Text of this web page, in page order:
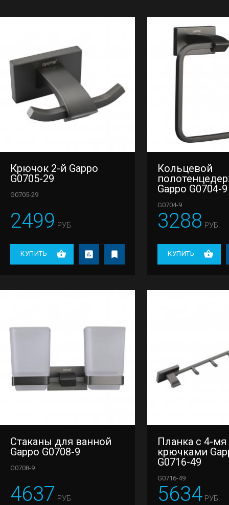
Крючок 2-й Gappo
G0705-29
G0705-29
2499 РУБ.
КУПИТЬ
Кольцевой
Gappo G0704-9
G0704-9
3288 РУБ.
КУПИТЬ
Стаканы для ванной
Gappo G0708-9
G0708-9
4637 РУБ.
Планка с 4-мя
крючками
G0716-49
G0716-49
5634 РУБ.